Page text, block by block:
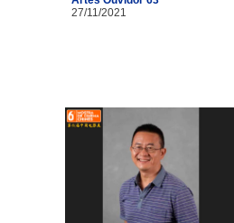
27/11/2021